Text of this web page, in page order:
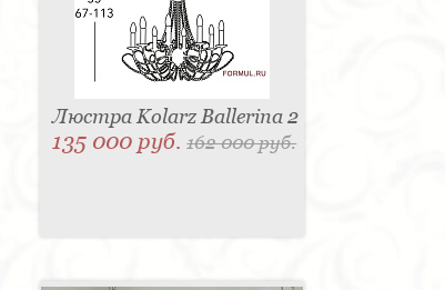
Люстра Kolarz Ballerina 2
135 000 руб.162 000 руб.